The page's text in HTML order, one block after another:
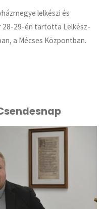
lelkészi és
28-29-én tartotta Lelkész-
a Mécses Központban.